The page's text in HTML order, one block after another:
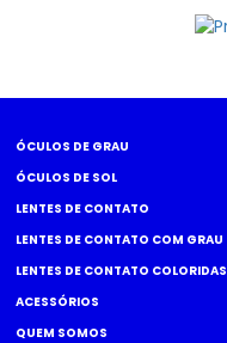
ÓCULOS DE GRAU
ÓCULOS DE SOL
LENTES DE CONTATO
LENTES DE CONTATO COM GRAU
LENTES DE CONTATO COLORIDAS
ACESSÓRIOS
QUEM SOMOS